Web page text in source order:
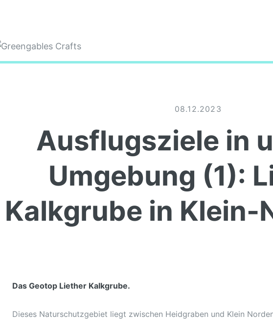
08.12.2023
Ausflugsziele in
Umgebung (1):
Kalkgrube in Klein-
Das Geotop Liether Kalkgrube.
Dieses Naturschutzgebiet liegt zwischen Heidgraben und Klein